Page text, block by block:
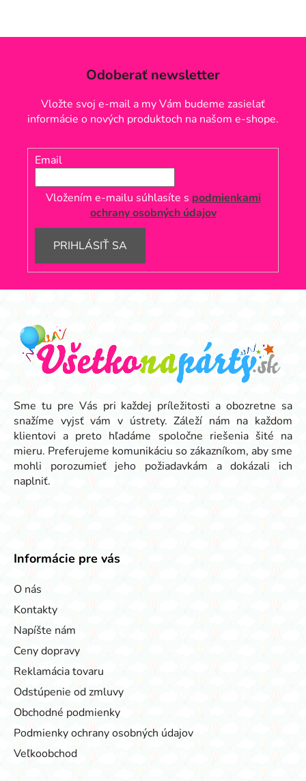
Odoberať newsletter
Vložte svoj e-mail a my Vám budeme zasielať
informácie o nových produktoch na našom e-shope.
Email
Vložením e-mailu súhlasíte s podmienkami
ochrany osobných údajov
PRIHLÁSIŤ SA
Z
Sme tu pre Vás pri každej príležitosti a obozretne sa
snažíme vyjsť vám v ústrety. Záleží nám na každom
klientovi a preto hľadáme spoločne riešenia šité na
mieru. Preferujeme komunikáciu so zákazníkom, aby sme
mohli porozumieť jeho požiadavkám a dokázali ich
naplniť.
Informácie pre vás
O nás
Kontakty
Napíšte nám
Ceny dopravy
Reklamácia tovaru
Odstúpenie od zmluvy
Obchodné podmienky
Podmienky ochrany osobných údajov
Veľkoobchod